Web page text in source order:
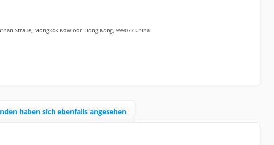
Straße, Mongkok Kowloon Hong Kong, 999077 China
haben sich ebenfalls angesehen